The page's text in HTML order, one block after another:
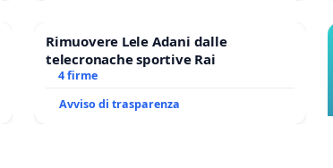
Rimuovere Lele Adani dalle
telecronache sportive Rai
4 firme
Avviso di trasparenza